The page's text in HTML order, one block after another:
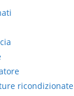
ricondizionate